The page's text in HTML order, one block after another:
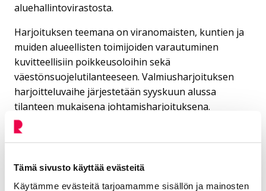
Tämä sivusto käyttää evästeitä
Käytämme evästeitä tarjoamamme sisällön ja mainosten
aluehallintovirastosta.
Harjoituksen teemana on viranomaisten, kuntien ja
muiden alueellisten toimijoiden varautuminen
kuvitteellisiin poikkeusoloihin sekä
väestönsuojelutilanteeseen. Valmiusharjoituksen
harjoitteluvaihe järjestetään syyskuun alussa
tilanteen mukaisena johtamisharjoituksena.
Valmiusharjoitus ei näy katukuvassa.
Yhteystiedot